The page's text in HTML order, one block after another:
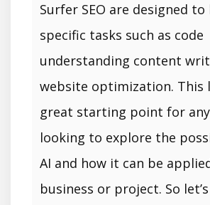
Surfer SEO are designed
specific tasks such as code
understanding content
website optimization. This
great starting point for
looking to explore the
AI and how it can be
business or project. So